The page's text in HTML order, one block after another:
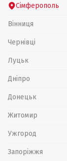
Сімферополь
Вінниця
Чернівці
Луцьк
Дніпро
Донецьк
Житомир
Ужгород
Запоріжжя